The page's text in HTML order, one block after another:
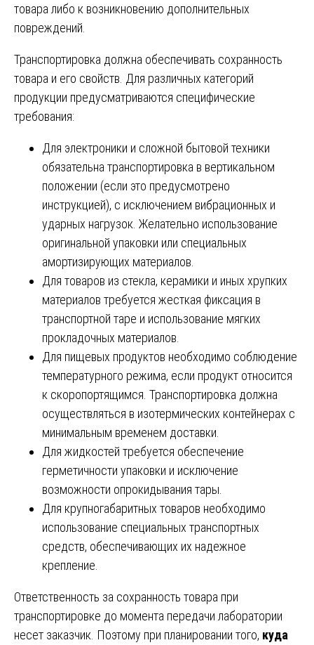
товара либо к возникновению дополнительных
повреждений.
Транспортировка должна обеспечивать сохранность
товара и его свойств. Для различных категорий
продукции предусматриваются специфические
требования:
Для электроники и сложной бытовой техники
обязательна транспортировка в вертикальном
положении (если это предусмотрено
инструкцией), с исключением вибрационных и
ударных нагрузок. Желательно использование
оригинальной упаковки или специальных
амортизирующих материалов.
Для товаров из стекла, керамики и иных хрупких
материалов требуется жесткая фиксация в
транспортной таре и использование мягких
прокладочных материалов.
Для пищевых продуктов необходимо соблюдение
температурного режима, если продукт относится
к скоропортящимся. Транспортировка должна
осуществляться в изотермических контейнерах с
минимальным временем доставки.
Для жидкостей требуется обеспечение
герметичности упаковки и исключение
возможности опрокидывания тары.
Для крупногабаритных товаров необходимо
использование специальных транспортных
средств, обеспечивающих их надежное
крепление.
Ответственность за сохранность товара при
транспортировке до момента передачи лаборатории
несет заказчик. Поэтому при планировании того, куда